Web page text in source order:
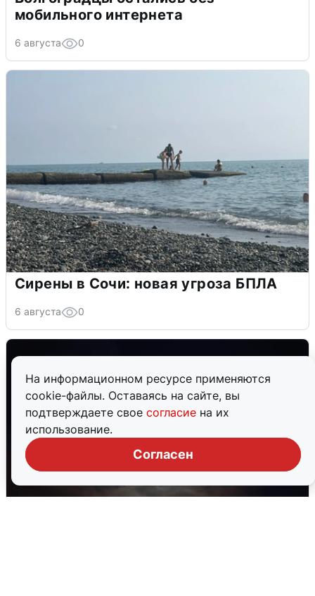
На информационном ресурсе применяются
cookie-файлы. Оставаясь на сайте, вы
подтверждаете свое согласие на их
использование.
Согласен
мобильного интернета
6 августа 0
Сирены в Сочи: новая угроза БПЛА
6 августа 0